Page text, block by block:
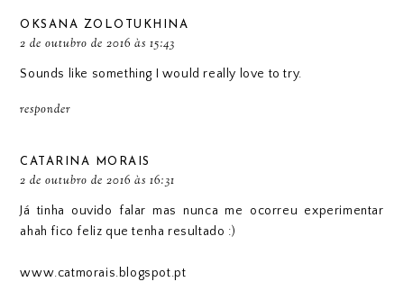
OKSANA ZOLOTUKHINA
2 de outubro de 2016 às 15:43
Sounds like something I would really love to try.
responder
CATARINA MORAIS
2 de outubro de 2016 às 16:31
Já tinha ouvido falar mas nunca me ocorreu experimentar
ahah fico feliz que tenha resultado :)
www.catmorais.blogspot.pt